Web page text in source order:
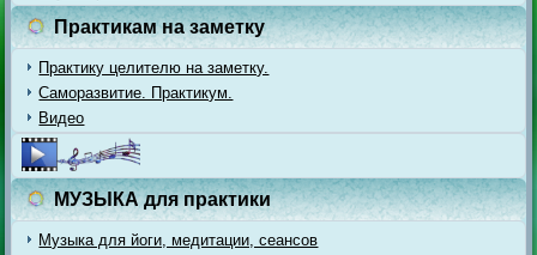
Практикам на заметку
Практику целителю на заметку.
Саморазвитие. Практикум.
Видео
МУЗЫКА для практики
Музыка для йоги, медитации, сеансов